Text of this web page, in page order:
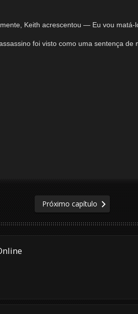
Keith acrescentou — Eu vou matá-
foi visto como uma sentença de
Próximo capítulo